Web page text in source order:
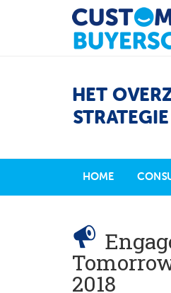
HET
HOME
2018